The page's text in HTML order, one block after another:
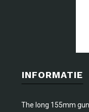
INFORMATIE
The long 155mm